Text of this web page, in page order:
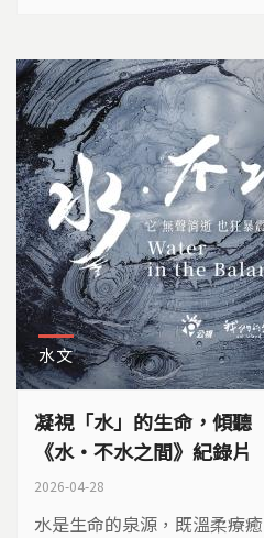
水文
凝視「水」的生命，傾聽
《水・不水之間》紀錄片
2026-04-28
水是生命的泉源，既溫柔療